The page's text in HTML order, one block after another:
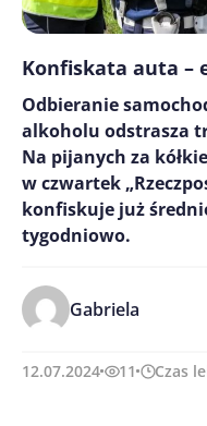
Konfiskata auta –
Odbieranie
alkoholu odstrasza
Na pijanych za
w czwartek
konfiskuje już
tygodniowo.
Gabriela
12.07.2024 11 Czas